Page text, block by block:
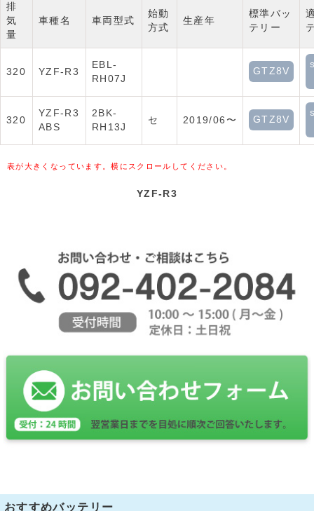
排
気
量
車種名 車両型式
始動
方式
生産年
標準バッ
テリー
320 YZF-R3
EBL-
RH07J
GTZ8V
320
YZF-R3
ABS
2BK-
RH13J
セ 2019/06〜 GTZ8V
表が大きくなっています。横にスクロールしてください。
YZF-R3
おすすめバッテリー